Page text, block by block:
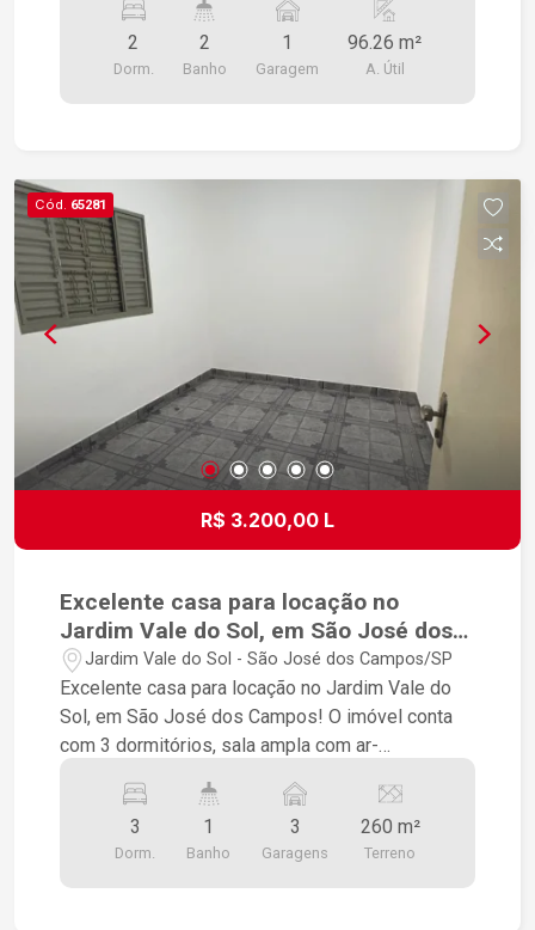
conforto e qualidade de vida, sendo o primeiro
morador de um empreendimento moderno e
completo. Casa nova, pronta para morar Primeiro
Excelente iluminação e ventilação natural Quintal
privativo Vaga de garagem Condomínio com
infraestrutura de lazer, oferecendo piscina, salão
de festas, churrasqueira, playground, quadra
esportiva, pista de caminhada, academia ao ar
livre, área pet e amplas áreas de convivência para
quem deseja morar com tranquilidade, segurança
e o privilégio de estrear um imóvel novo.
2
Dorm.
2
Banho
1
Garagem
96.26 m²
A. Útil
Cód. 65281
R$ 3.200,00 L
Excelente casa para locação no
Jardim Vale do Sol, em São José dos
Campos!
Jardim Vale do Sol - São José dos Campos/SP
Excelente casa para locação no Jardim Vale do
Sol, em São José dos Campos! O imóvel conta
com 3 dormitórios, sala ampla com ar-
ambientes bem distribuídos, proporcionando
conforto e praticidade para toda a família. Nos
fundos, a casa dispõe de um quintal espaçoso,
3
Dorm.
1
Banho
3
Garagens
260 m²
Terreno